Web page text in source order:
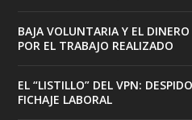
BAJA VOLUNTARIA Y EL
POR EL TRABAJO REALIZADO
EL “LISTILLO” DEL VPN:
FICHAJE LABORAL